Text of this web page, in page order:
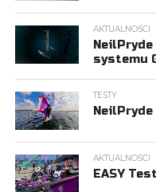
AKTUALNOŚCI
systemu
TESTY
AKTUALNOŚCI
EASY